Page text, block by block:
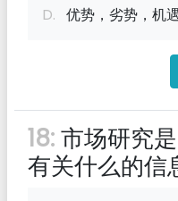
D. 优势，劣势，机
18:市场研究
有关什么的信